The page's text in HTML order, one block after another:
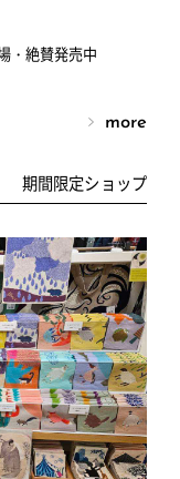
・絶賛発売中
more
期間限定ショップ